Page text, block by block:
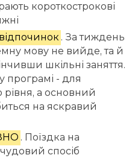
короткострокові
. За тиждень
мову не вийде, та й
шкільні заняття.
програмі - для
а основний
на яскравий
. Поїздка на
спосіб